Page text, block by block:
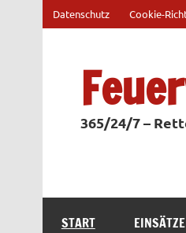
springen
Datenschutz Cookie-
365/24/7 –
START EINSÄTZE